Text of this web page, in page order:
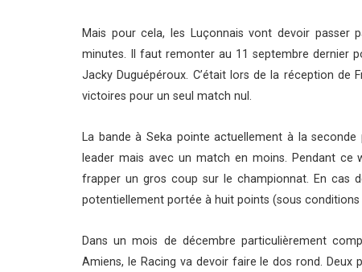
Mais pour cela, les Luçonnais vont devoir passer
minutes. Il faut remonter au 11 septembre dernier
Jacky Duguépéroux. C’était lors de la réception de
victoires pour un seul match nul.
La bande à Seka pointe actuellement à la
leader mais avec un match en moins. Pendant ce
frapper un gros coup sur le championnat. En cas
potentiellement portée à huit points (sous conditions
Dans un mois de décembre particulièrement
Amiens, le Racing va devoir faire le dos rond.